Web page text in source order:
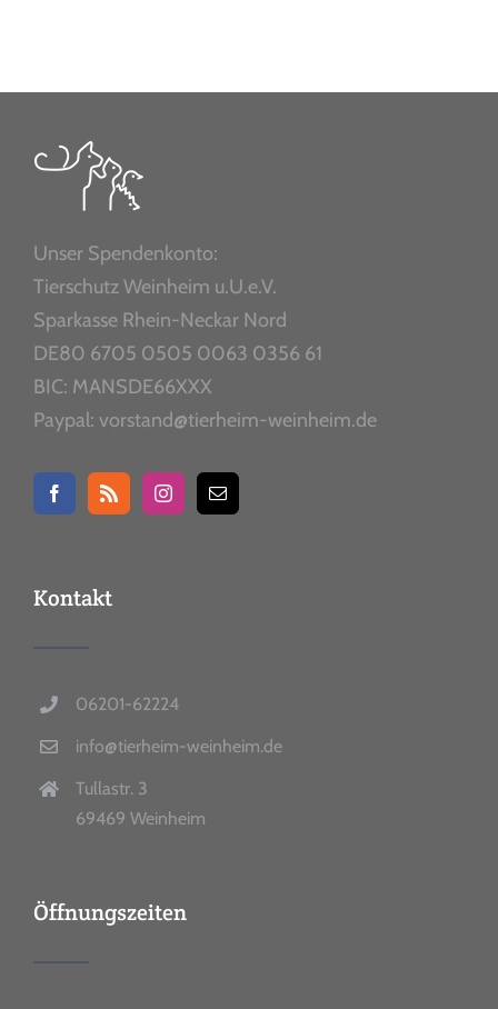
Unser Spendenkonto:
Tierschutz Weinheim u.U.e.V.
Sparkasse Rhein-Neckar Nord
DE80 6705 0505 0063 0356 61
BIC: MANSDE66XXX
Paypal: vorstand@tierheim-weinheim.de
Kontakt
06201-62224
info@tierheim-weinheim.de
Tullastr. 3
69469 Weinheim
Öffnungszeiten